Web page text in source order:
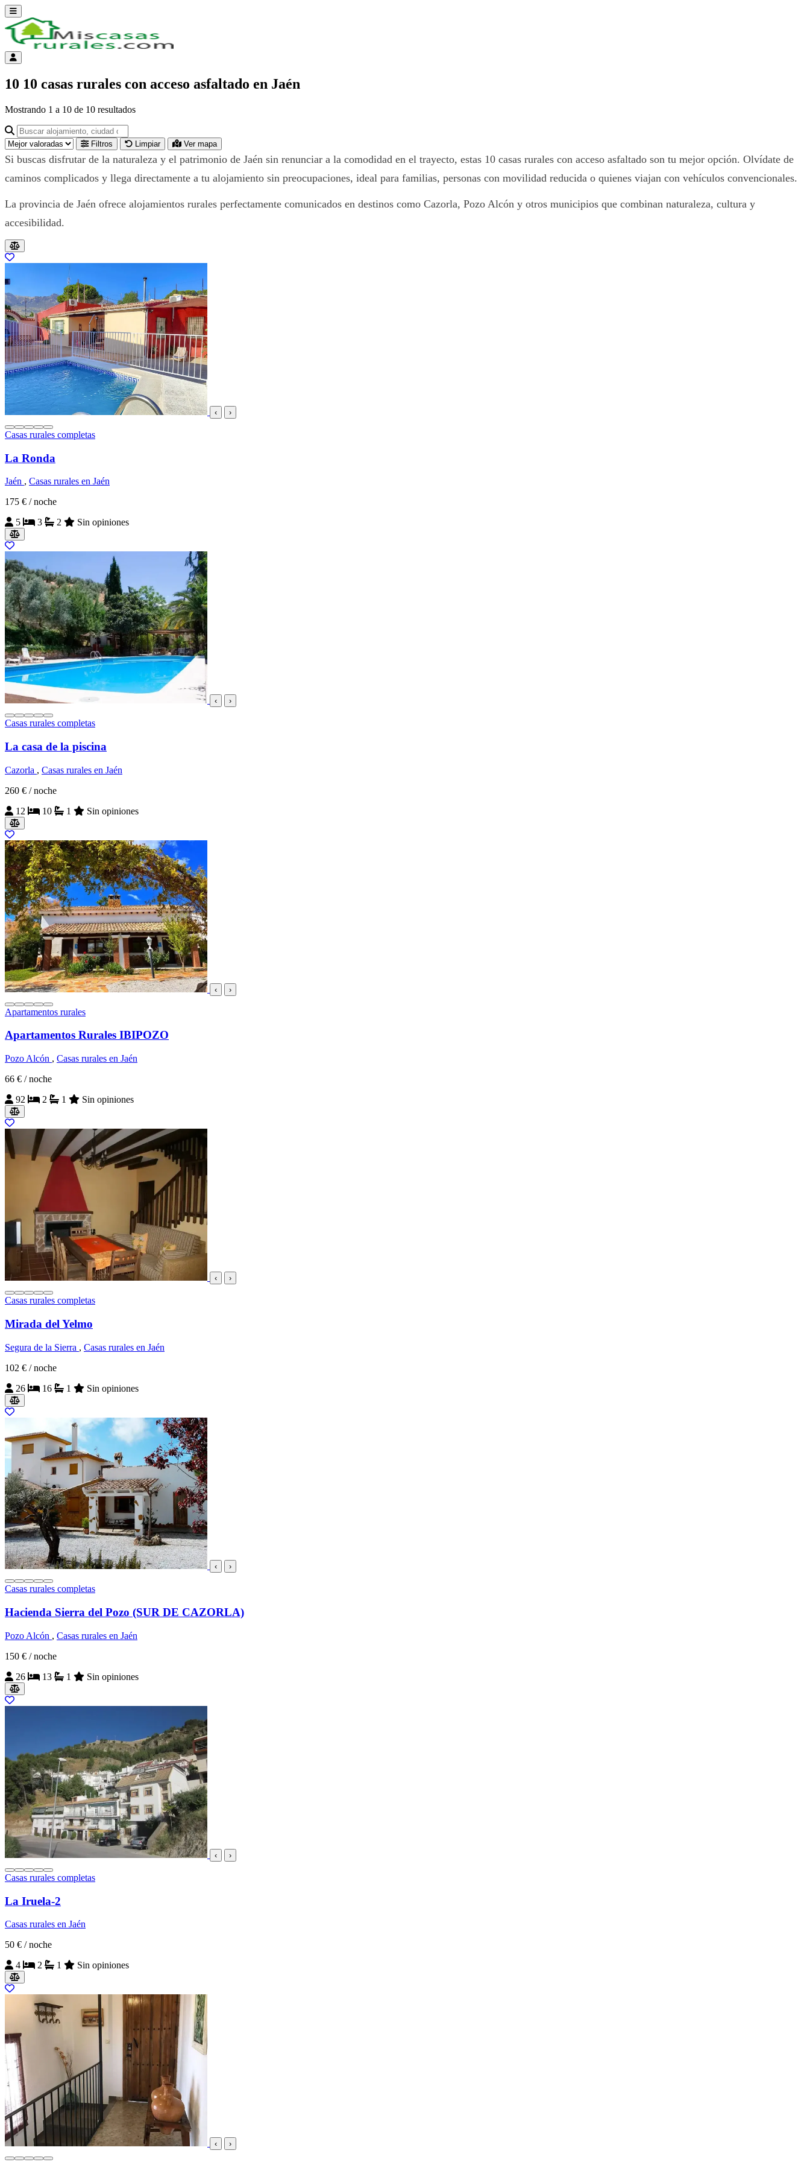
Abrir menú
Menú de cuenta
10 10 casas rurales con acceso asfaltado en Jaén
Mostrando 1 a 10 de 10 resultados
Buscar alojamiento, ciudad o provincia para ir a su página
Filtros Limpiar Ver mapa
Si buscas disfrutar de la naturaleza y el patrimonio de Jaén sin renunciar a la comodidad en el trayecto, estas 10 casas rurales con acceso asfaltado son tu mejor opción. Olvídate de
caminos complicados y llega directamente a tu alojamiento sin preocupaciones, ideal para familias, personas con movilidad reducida o quienes viajan con vehículos convencionales.
La provincia de Jaén ofrece alojamientos rurales perfectamente comunicados en destinos como Cazorla, Pozo Alcón y otros municipios que combinan naturaleza, cultura y
accesibilidad.
Resultados del listado
‹ ›
Casas rurales completas
La Ronda
Jaén , Casas rurales en Jaén
175 € / noche
5
3 2 Sin opiniones
‹ ›
Casas rurales completas
La casa de la piscina
Cazorla , Casas rurales en Jaén
260 € / noche
12
10 1 Sin opiniones
‹ ›
Apartamentos rurales
Apartamentos Rurales IBIPOZO
Pozo Alcón , Casas rurales en Jaén
66 € / noche
92
2 1 Sin opiniones
‹ ›
Casas rurales completas
Mirada del Yelmo
Segura de la Sierra , Casas rurales en Jaén
102 € / noche
26
16 1 Sin opiniones
‹ ›
Casas rurales completas
Hacienda Sierra del Pozo (SUR DE CAZORLA)
Pozo Alcón , Casas rurales en Jaén
150 € / noche
26
13 1 Sin opiniones
‹ ›
Casas rurales completas
La Iruela-2
Casas rurales en Jaén
50 € / noche
4
2 1 Sin opiniones
‹ ›